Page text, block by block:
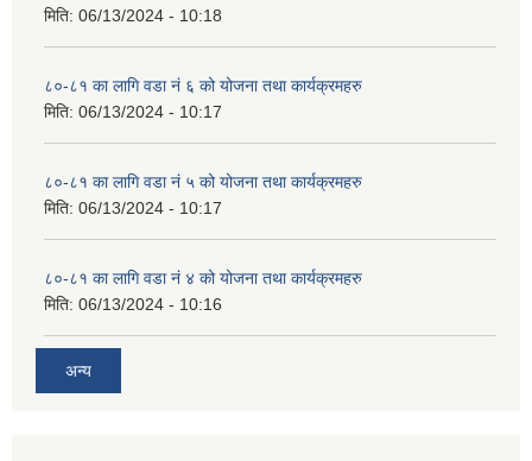
मिति: 06/13/2024 - 10:18
८०-८१ का लागि वडा नं ६ को योजना तथा कार्यक्रमहरु
मिति: 06/13/2024 - 10:17
८०-८१ का लागि वडा नं ५ को योजना तथा कार्यक्रमहरु
मिति: 06/13/2024 - 10:17
८०-८१ का लागि वडा नं ४ को योजना तथा कार्यक्रमहरु
मिति: 06/13/2024 - 10:16
अन्य